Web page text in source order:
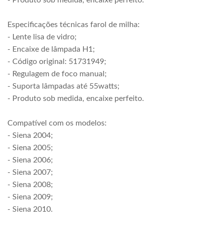
Especificações técnicas farol de milha:
- Lente lisa de vidro;
- Encaixe de lâmpada H1;
- Código original: 51731949;
- Regulagem de foco manual;
- Suporta lâmpadas até 55watts;
- Produto sob medida, encaixe perfeito.
Compatível com os modelos:
- Siena 2004;
- Siena 2005;
- Siena 2006;
- Siena 2007;
- Siena 2008;
- Siena 2009;
- Siena 2010.